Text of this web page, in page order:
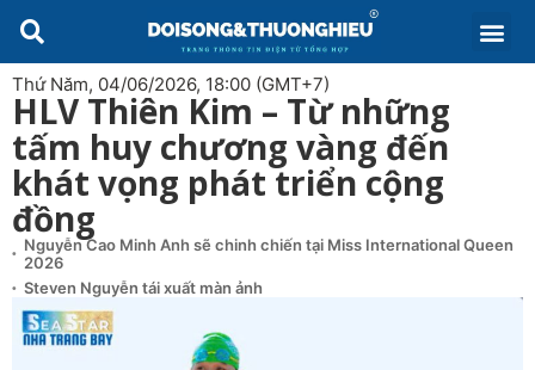
Thứ Năm, 04/06/2026, 18:00 (GMT+7)
HLV Thiên Kim – Từ những
tấm huy chương vàng đến
khát vọng phát triển cộng
đồng
Nguyễn Cao Minh Anh sẽ chinh chiến tại Miss International Queen
2026
Steven Nguyễn tái xuất màn ảnh